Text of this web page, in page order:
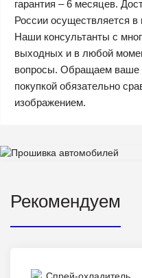
гарантия – 6 месяцев.
России осуществляется
Наши консультанты с
выходных и в любой
вопросы. Обращаем ваше
покупкой обязательно
изображением.
Рекомендуем